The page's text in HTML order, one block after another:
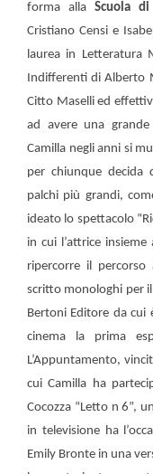
forma allaScuola
Cristiano Censi e
laurea in Letteratura
Indifferenti di Alberto
Citto Maselli ed
ad avere una
Camilla negli anni si
per chiunque decida
palchi più grandi,
ideato lo spettacolo
in cui l’attrice
ripercorre il
scritto monologhi per
Bertoni Editore da
cinema la prima
L’Appuntamento,
cui Camilla ha
Cocozza “Letto n 6”,
in televisione ha
Emily Bronte in una